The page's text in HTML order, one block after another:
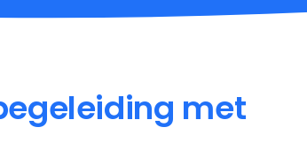
met